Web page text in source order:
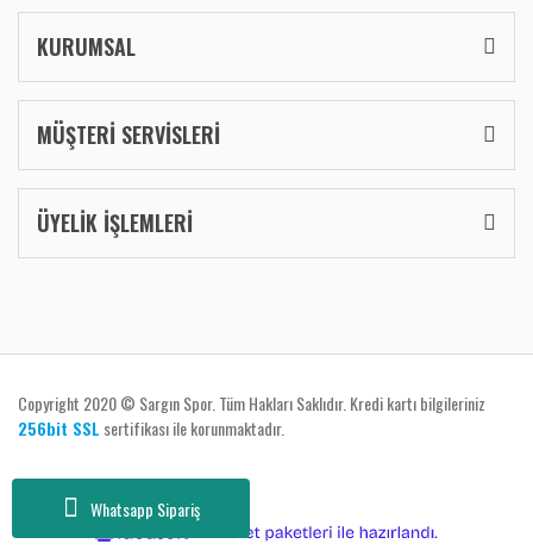
Whatsapp Sipariş
KURUMSAL
MÜŞTERİ SERVİSLERİ
ÜYELİK İŞLEMLERİ
Copyright 2020 © Sargın Spor. Tüm Hakları Saklıdır. Kredi kartı bilgileriniz
256bit SSL sertifikası ile korunmaktadır.
e-